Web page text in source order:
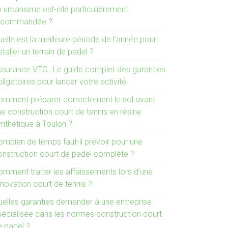
urbanisme est-elle particulièrement
?
est la meilleure période de l’année pour
un terrain de padel ?
VTC : Le guide complet des garanties
pour lancer votre activité.
préparer correctement le sol avant
construction court de tennis en résine
à Toulon ?
de temps faut-il prévoir pour une
court de padel complète ?
traiter les affaissements lors d’une
court de tennis ?
garanties demander à une entreprise
dans les normes construction court